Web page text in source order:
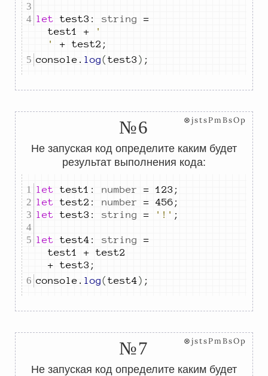
let test3 : string
=
test1
+
'
'
+ test2 ;
console . log( test3 ) ;
№6 ⊗jstsPmBsOp
Не запуская код определите каким будет
результат выполнения кода:
let test1 : number = 123 ;
let test2 : number = 456 ;
let test3 : string = '!' ;
let test4 : string
=
test1
+ test2
+ test3 ;
console . log( test4) ;
№7 ⊗jstsPmBsOp
Не запуская код определите каким будет